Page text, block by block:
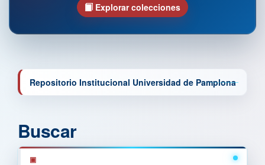
Explorar colecciones
Repositorio Institucional Universidad de Pamplona
Buscar